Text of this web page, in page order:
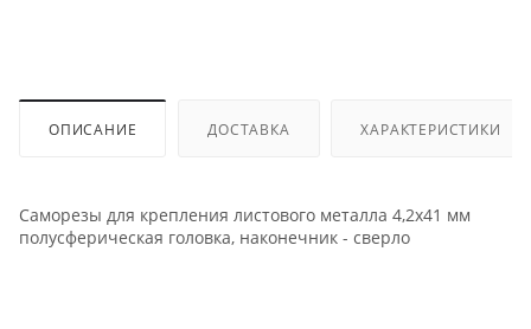
ОПИСАНИЕ ДОСТАВКА ХАРАКТЕРИСТИКИ
Саморезы для крепления листового металла 4,2х41 мм
полусферическая головка, наконечник - сверло